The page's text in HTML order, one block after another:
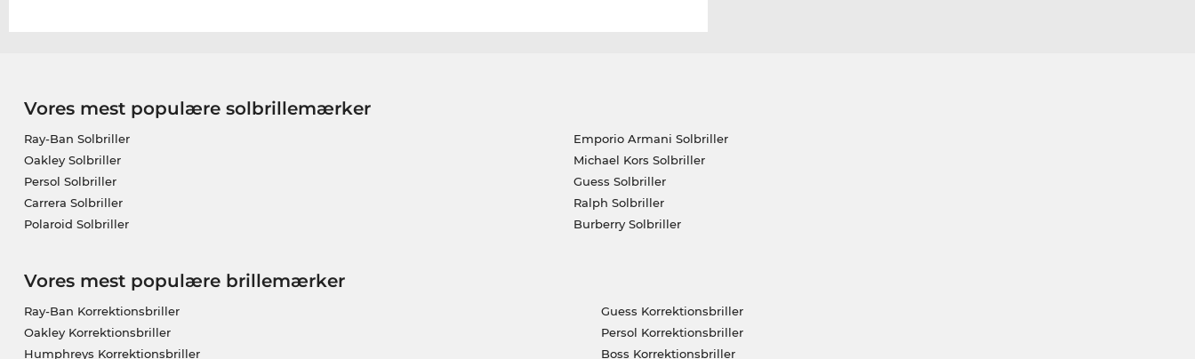
Vores mest populære solbrillemærker
Ray-Ban Solbriller
Oakley Solbriller
Persol Solbriller
Carrera Solbriller
Polaroid Solbriller
Emporio Armani Solbriller
Michael Kors Solbriller
Guess Solbriller
Ralph Solbriller
Burberry Solbriller
Vores mest populære brillemærker
Ray-Ban Korrektionsbriller
Oakley Korrektionsbriller
Humphreys Korrektionsbriller
Guess Korrektionsbriller
Persol Korrektionsbriller
Boss Korrektionsbriller